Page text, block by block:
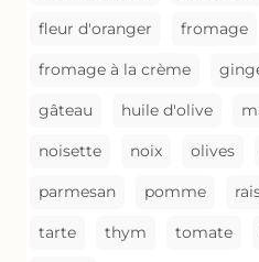
fleur d'oranger fromage
fromage à la crème
gâteau huile d'olive
noisette noix olives
parmesan pomme
tarte thym tomate